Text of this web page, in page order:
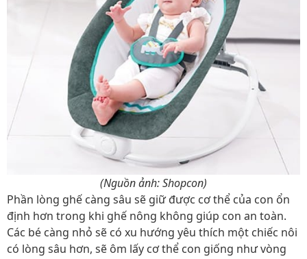
(Nguồn ảnh: Shopcon)
Phần lòng ghế càng sâu sẽ giữ được cơ thể của con ổn
định hơn trong khi ghế nông không giúp con an toàn.
Các bé càng nhỏ sẽ có xu hướng yêu thích một chiếc nôi
có lòng sâu hơn, sẽ ôm lấy cơ thể con giống như vòng